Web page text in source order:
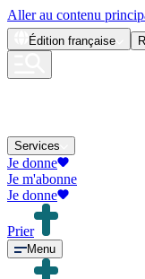
Aller au contenu
Édition française
Services
Je donne
Je m'abonne
Je donne
Prier
Menu